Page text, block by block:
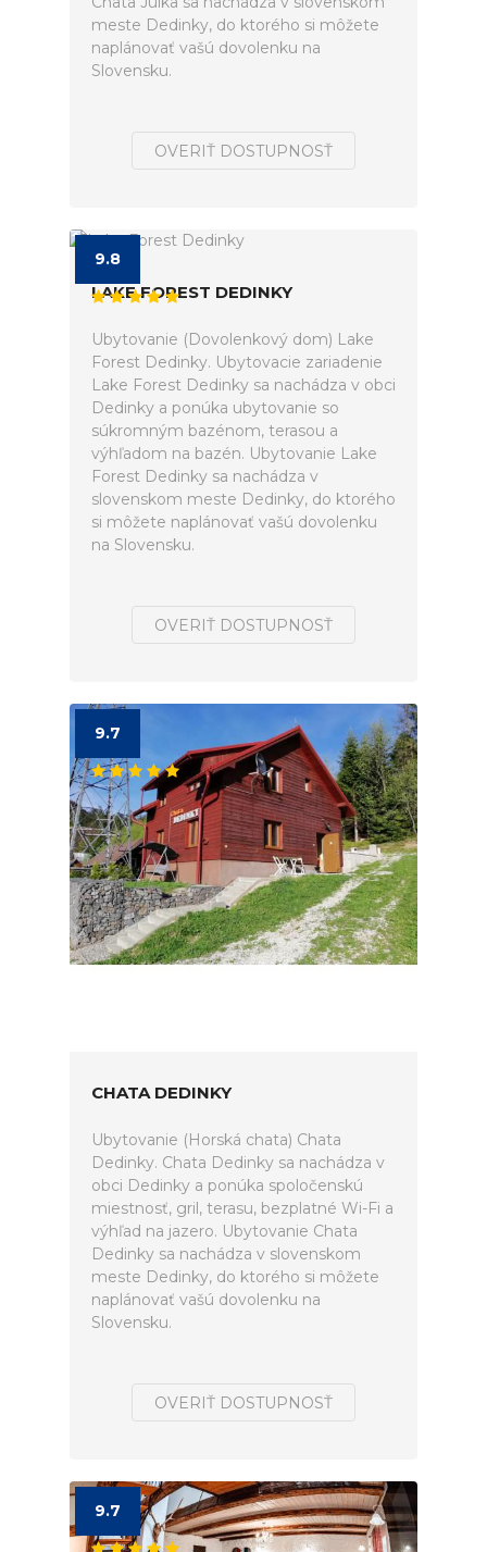
meste Dedinky, do ktorého si môžete
naplánovať vašú dovolenku na
Slovensku.
OVERIŤ DOSTUPNOSŤ
9.8
LAKE FOREST DEDINKY
Ubytovanie (Dovolenkový dom) Lake
Forest Dedinky. Ubytovacie zariadenie
Lake Forest Dedinky sa nachádza v obci
Dedinky a ponúka ubytovanie so
súkromným bazénom, terasou a
výhľadom na bazén. Ubytovanie Lake
Forest Dedinky sa nachádza v
slovenskom meste Dedinky, do ktorého
si môžete naplánovať vašú dovolenku
na Slovensku.
OVERIŤ DOSTUPNOSŤ
9.7
CHATA DEDINKY
Ubytovanie (Horská chata) Chata
Dedinky. Chata Dedinky sa nachádza v
obci Dedinky a ponúka spoločenskú
miestnosť, gril, terasu, bezplatné Wi-Fi a
výhľad na jazero. Ubytovanie Chata
Dedinky sa nachádza v slovenskom
meste Dedinky, do ktorého si môžete
naplánovať vašú dovolenku na
Slovensku.
OVERIŤ DOSTUPNOSŤ
9.7